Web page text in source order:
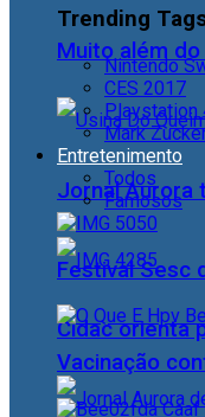
Muito além
Jornal Aurora
Cidac orienta
Trending
Nintendo
CES 2017
Playstation
Mark
Entretenimento
Todos
Famosos
Festival Sesc
Vacinação